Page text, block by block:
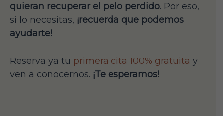
quieran recuperar el pelo perdido. Por eso,
si lo necesitas, ¡recuerda que podemos
ayudarte!
Reserva ya tu primera cita 100% gratuita y
ven a conocernos. ¡Te esperamos!